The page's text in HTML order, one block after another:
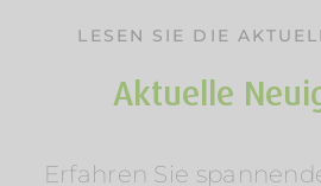
LESEN SIE DIE
Aktuelle
Erfahren Sie